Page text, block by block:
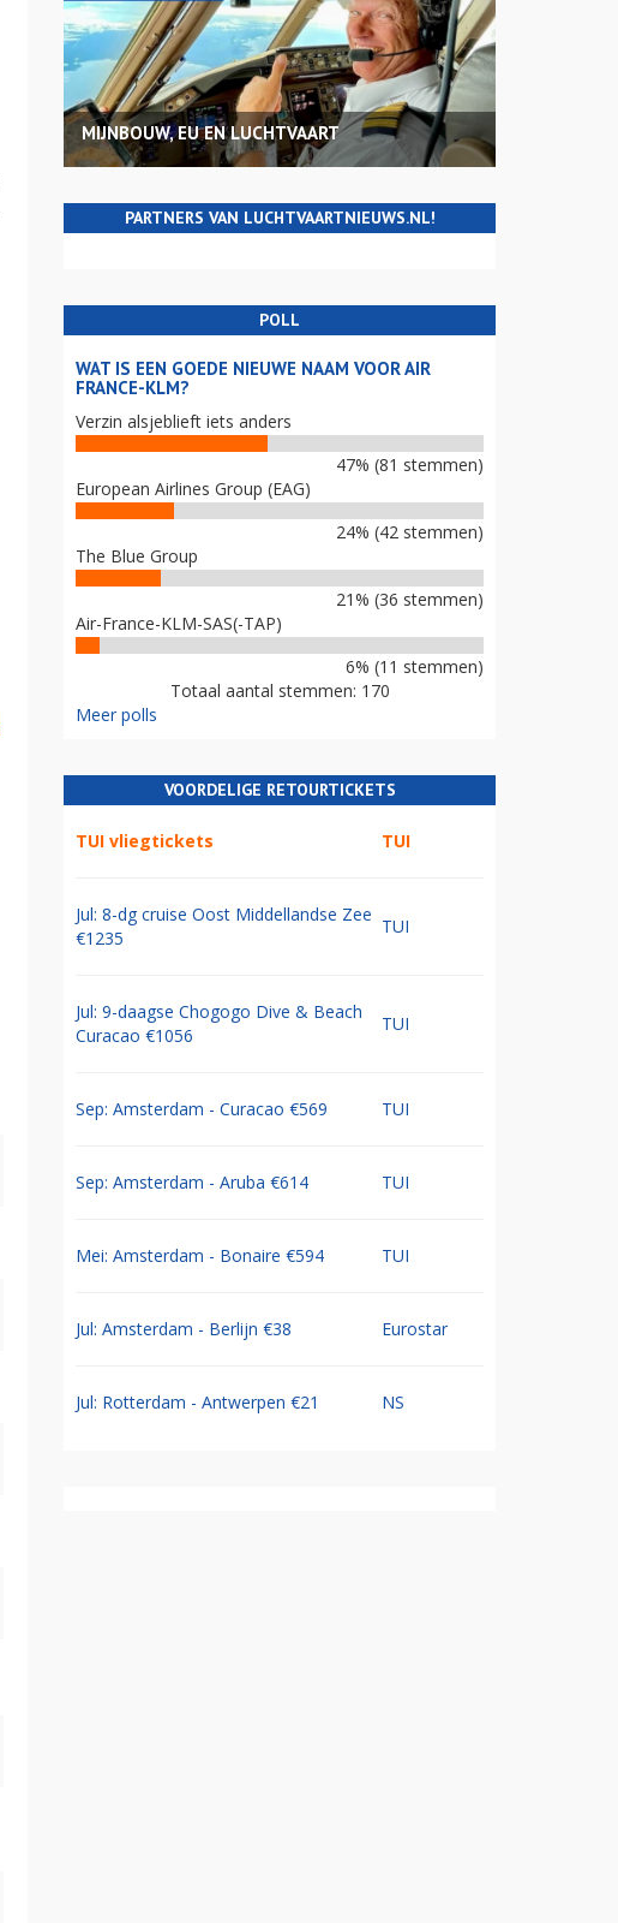
MIJNBOUW, EU EN LUCHTVAART
PARTNERS VAN LUCHTVAARTNIEUWS.NL!
POLL
WAT IS EEN GOEDE NIEUWE NAAM VOOR AIR
FRANCE-KLM?
Verzin alsjeblieft iets anders
47% (81 stemmen)
European Airlines Group (EAG)
24% (42 stemmen)
The Blue Group
21% (36 stemmen)
Air-France-KLM-SAS(-TAP)
6% (11 stemmen)
Totaal aantal stemmen: 170
Meer polls
VOORDELIGE RETOURTICKETS
TUI vliegtickets TUI
Jul: 8-dg cruise Oost Middellandse Zee
€1235
TUI
Jul: 9-daagse Chogogo Dive & Beach
Curacao €1056
TUI
Sep: Amsterdam - Curacao €569 TUI
Sep: Amsterdam - Aruba €614 TUI
Mei: Amsterdam - Bonaire €594 TUI
Jul: Amsterdam - Berlijn €38 Eurostar
Jul: Rotterdam - Antwerpen €21 NS